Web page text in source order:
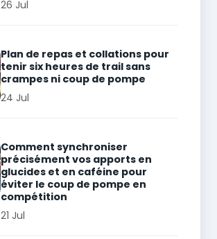
26 Jul
Plan de repas et collations pour
tenir six heures de trail sans
crampes ni coup de pompe
24 Jul
Comment synchroniser
précisément vos apports en
glucides et en caféine pour
éviter le coup de pompe en
compétition
21 Jul